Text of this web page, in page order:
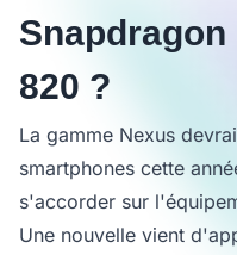
820 ?
La gamme Nexus
smartphones cette
s'accorder sur
Une nouvelle vient